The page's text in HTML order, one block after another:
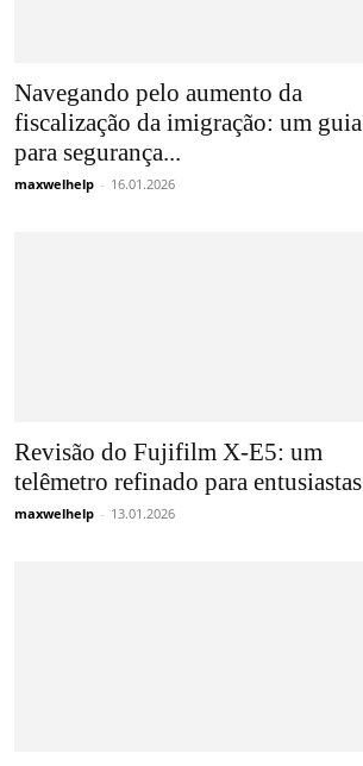
Navegando pelo aumento da
fiscalização da imigração: um guia
para segurança...
maxwelhelp - 16.01.2026
Revisão do Fujifilm X-E5: um
telêmetro refinado para entusiastas
maxwelhelp - 13.01.2026